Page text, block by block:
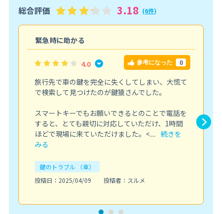
総合評価 3.18 (6件)
緊急時に助かる
4.0 参考になった 0
旅行先で車の鍵を完全に失くしてしまい、大慌て
で検索して見つけたのが鍵猿さんでした。
スマートキーでもお願いできるとのことで電話を
すると、とても親切に対応していただけ、1時間
ほどで現場に来ていただけました。<.... 続きを
みる
鍵のトラブル （車）
投稿日：2025/04/09
投稿者：スルメ